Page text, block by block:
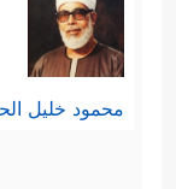
محمود خليل